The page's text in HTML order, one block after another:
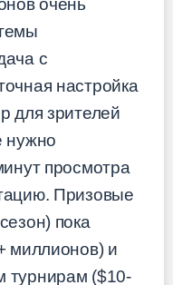
очень
с
настройка
для зрителей
нужно
просмотра
Призовые
пока
миллионов) и
турнирам ($10-